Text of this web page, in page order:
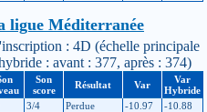
ligue Méditerranée
: 4D (échelle principale
: avant : 377, après : 374)
Son
score
Résultat Var
Var
Hybride
3/4 Perdue -10.97
-10.88